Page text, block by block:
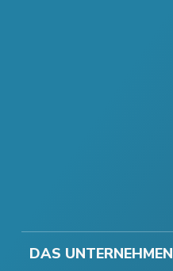
DAS UNTERNEHMEN